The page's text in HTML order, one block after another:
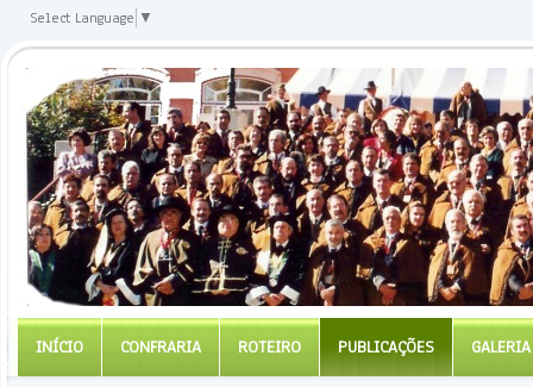
Select Language ▼
INÍCIO CONFRARIA ROTEIRO PUBLICAÇÕES GALERIA